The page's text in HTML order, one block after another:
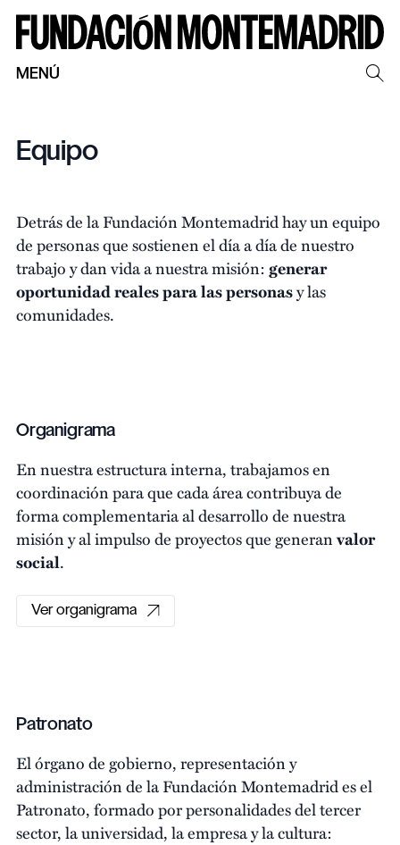
MENÚ
Equipo
Detrás de la Fundación Montemadrid hay un equipo
de personas que sostienen el día a día de nuestro
trabajo y dan vida a nuestra misión: generar
oportunidad reales para las personasy las
comunidades.
Organigrama
En nuestra estructura interna, trabajamos en
coordinación para que cada área contribuya de
forma complementaria al desarrollo de nuestra
misión y al impulso de proyectos que generanvalor
social.
Ver organigrama
Patronato
El órgano de gobierno, representación y
administración de la Fundación Montemadrid es el
Patronato, formado por personalidades del tercer
sector, la universidad, la empresa y la cultura: